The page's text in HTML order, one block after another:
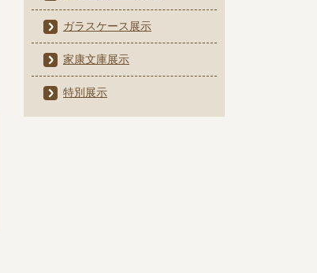
ガラスケース展示
家康文庫展示
特別展示